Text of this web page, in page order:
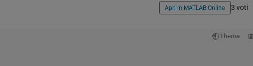
Apri in MATLAB Online 3 voti
Theme